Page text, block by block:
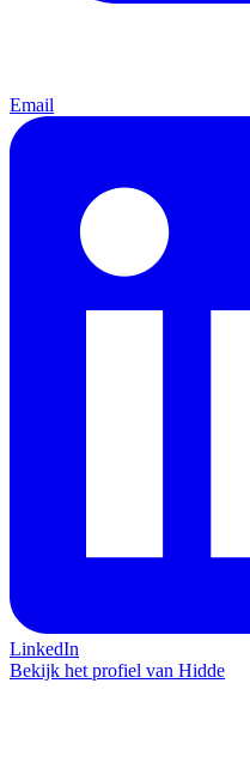
Email
LinkedIn
Bekijk het profiel van Hidde